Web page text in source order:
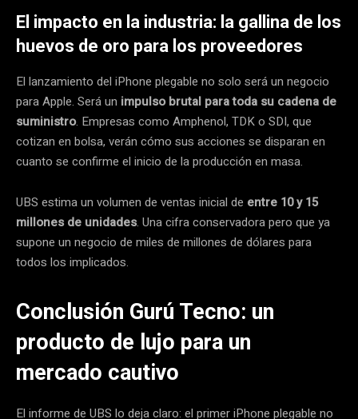
El impacto en la industria: la gallina de los
huevos de oro para los proveedores
El lanzamiento del iPhone plegable no solo será un negocio
para Apple. Será un impulso brutal para toda su cadena de
suministro. Empresas como Amphenol, TDK o SDI, que
cotizan en bolsa, verán cómo sus acciones se disparan en
cuanto se confirme el inicio de la producción en masa.
UBS estima un volumen de ventas inicial de entre 10 y 15
millones de unidades. Una cifra conservadora pero que ya
supone un negocio de miles de millones de dólares para
todos los implicados.
Conclusión Gurú Tecno: un
producto de lujo para un
mercado cautivo
El informe de UBS lo deja claro: el primer iPhone plegable no